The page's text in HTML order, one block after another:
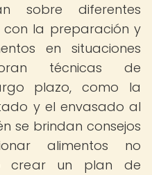
sobre diferentes
la preparación y
en situaciones
técnicas de
plazo, como la
y el envasado al
se brindan consejos
alimentos no
crear un plan de